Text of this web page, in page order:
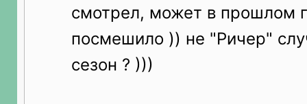
смотрел, может в прошлом
посмешило )) не "Ричер"
сезон ? )))